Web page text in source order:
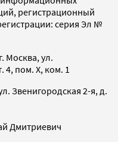
регистрационный
серия Эл №
Москва, ул.
4, пом. X, ком. 1
Звенигородская 2-я, д.
Дмитриевич